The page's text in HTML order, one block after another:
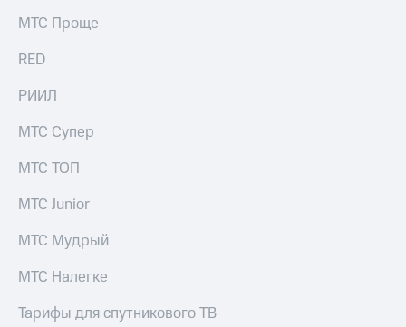
Собрания
капитал
Контроль
и
аудит
акций
Описание
приобретения
выкупа
МТС Проще
RED
РИИЛ
МТС Супер
МТС ТОП
МТС Junior
МТС Мудрый
МТС Налегке
Тарифы для спутникового ТВ